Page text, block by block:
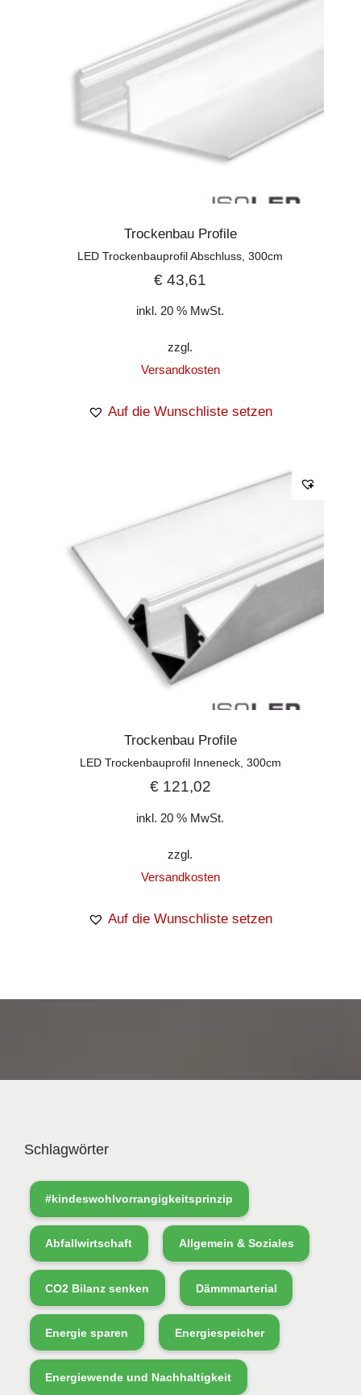
Trockenbau Profile
LED Trockenbauprofil Abschluss, 300cm
€ 43,61
inkl. 20 % MwSt.
zzgl.
Versandkosten
Auf die Wunschliste setzen
Trockenbau Profile
LED Trockenbauprofil Inneneck, 300cm
€121,02
inkl. 20 % MwSt.
zzgl.
Versandkosten
Auf die Wunschliste setzen
Schlagwörter
#kindeswohlvorrangigkeitsprinzip
Abfallwirtschaft Allgemein & Soziales
CO2 Bilanz senken Dämmmarterial
Energie sparen Energiespeicher
Energiewende und Nachhaltigkeit